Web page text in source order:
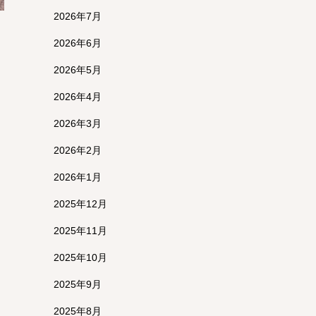
2026年7月
2026年6月
2026年5月
2026年4月
2026年3月
2026年2月
2026年1月
2025年12月
2025年11月
2025年10月
2025年9月
2025年8月